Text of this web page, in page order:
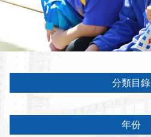
分類目錄
年份